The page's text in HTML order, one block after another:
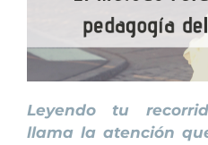
Leyendo tu
llama la atención